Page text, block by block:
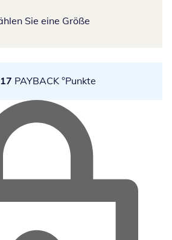
Sie eine Größe
17 PAYBACK °Punkte